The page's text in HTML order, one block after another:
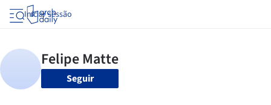
Iniciar sessão
Seguir